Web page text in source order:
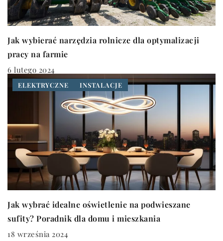
Jak wybierać narzędzia rolnicze dla optymalizacji
pracy na farmie
6 lutego 2024
ELEKTRYCZNE INSTALACJE
Jak wybrać idealne oświetlenie na podwieszane
sufity? Poradnik dla domu i mieszkania
18 września 2024